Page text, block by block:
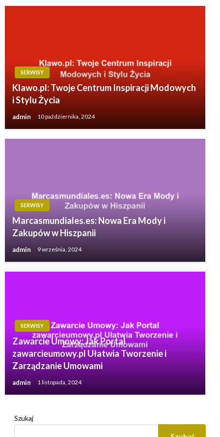
SERWISY
Klawo.pl: Twoje Centrum Inspiracji Modowych
i Stylu Życia
admin 10 października, 2024
SERWISY
Marcasmundiales.es: Nowa Era Mody i
Zakupów w Hiszpanii
admin 9 września, 2024
SERWISY
Zawarcie Umowy: Jak Portal
zawarcieumowy.pl Ułatwia Tworzenie i
Zarządzanie Umowami
admin 1 listopada, 2024
Szukaj